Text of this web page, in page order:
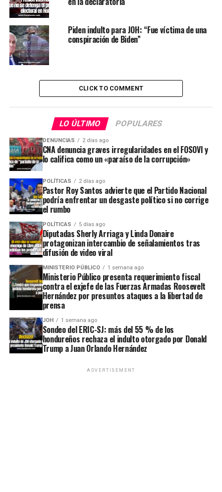
Piden indulto para JOH: “Fue víctima de una
conspiración de Biden”
CLICK TO COMMENT
LO ÚLTIMO POPULARES
DENUNCIAS 2 días ago
CNA denuncia graves irregularidades en el FOSOVI y
lo califica como un «paraíso de la corrupción»
POLÍTICAS 2 días ago
Pastor Roy Santos advierte que el Partido Nacional
podría enfrentar un desgaste político si no corrige
el rumbo
POLÍTICAS 5 días ago
Diputadas Sherly Arriaga y Linda Donaire
protagonizan intercambio de señalamientos tras
difusión de video viral
MINISTERIO PÚBLICO 1 semana ago
Ministerio Público presenta requerimiento fiscal
contra el exjefe de las Fuerzas Armadas Roosevelt
Hernández por presuntos ataques a la libertad de
prensa
JOH 1 semana ago
Sondeo del ERIC-SJ: más del 55 % de los
hondureños rechaza el indulto otorgado por Donald
Trump a Juan Orlando Hernández
ADVERTISEMENT